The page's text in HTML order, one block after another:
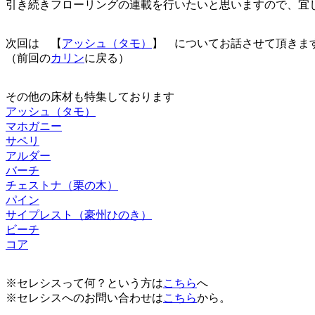
引き続きフローリングの連載を行いたいと思いますので、宜
次回は 【 アッシュ（タモ）
】 についてお話させて頂きま
（前回のカリンに戻る）
その他の床材も特集しております
アッシュ（タモ）
マホガニー
サペリ
アルダー
バーチ
チェストナ（栗の木）
パイン
サイプレスト（豪州ひのき）
ビーチ
コア
※セレシスって何？という方はこちらへ
※セレシスへのお問い合わせはこちらから。